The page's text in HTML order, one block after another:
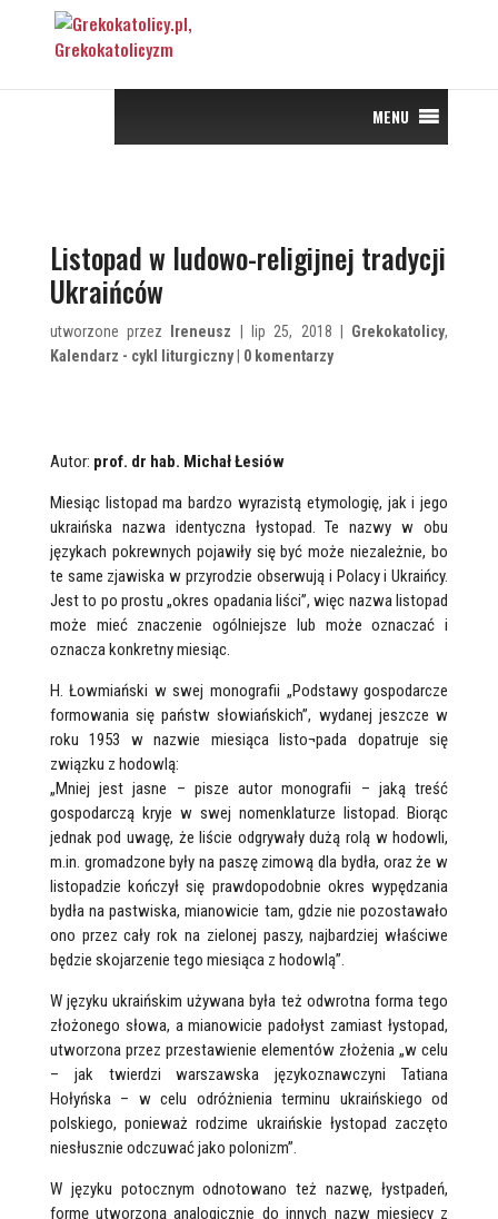
MENU
Listopad w ludowo-religijnej tradycji
Ukraińców
utworzone przez Ireneusz | lip 25, 2018 | Grekokatolicy,
Kalendarz - cykl liturgiczny| 0 komentarzy
Autor: prof. dr hab. Michał Łesiów
Miesiąc listopad ma bardzo wyrazistą etymologię, jak i jego
ukraińska nazwa identyczna łystopad. Te nazwy w obu
językach pokrewnych pojawiły się być może niezależnie, bo
te same zjawiska w przyrodzie obserwują i Polacy i Ukraińcy.
Jest to po prostu „okres opadania liści”, więc nazwa listopad
może mieć znaczenie ogólniejsze lub może oznaczać i
oznacza konkretny miesiąc.
H. Łowmiański w swej monografii „Podstawy gospodarcze
formowania się państw słowiańskich”, wydanej jeszcze w
roku 1953 w nazwie miesiąca listo¬pada dopatruje się
związku z hodowlą:
„Mniej jest jasne – pisze autor monografii – jaką treść
gospodarczą kryje w swej nomenklaturze listopad. Biorąc
jednak pod uwagę, że liście odgrywały dużą rolą w hodowli,
m.in. gromadzone były na paszę zimową dla bydła, oraz że w
listopadzie kończył się prawdopodobnie okres wypędzania
bydła na pastwiska, mianowicie tam, gdzie nie pozostawało
ono przez cały rok na zielonej paszy, najbardziej właściwe
będzie skojarzenie tego miesiąca z hodowlą”.
W języku ukraińskim używana była też odwrotna forma tego
złożonego słowa, a mianowicie padołyst zamiast łystopad,
utworzona przez przestawienie elementów złożenia „w celu
– jak twierdzi warszawska językoznawczyni Tatiana
Hołyńska – w celu odróżnienia terminu ukraińskiego od
polskiego, ponieważ rodzime ukraińskie łystopad zaczęto
niesłusznie odczuwać jako polonizm”.
W języku potocznym odnotowano też nazwę, łystpadeń,
formę utworzoną analogicznie do innych nazw miesięcy z